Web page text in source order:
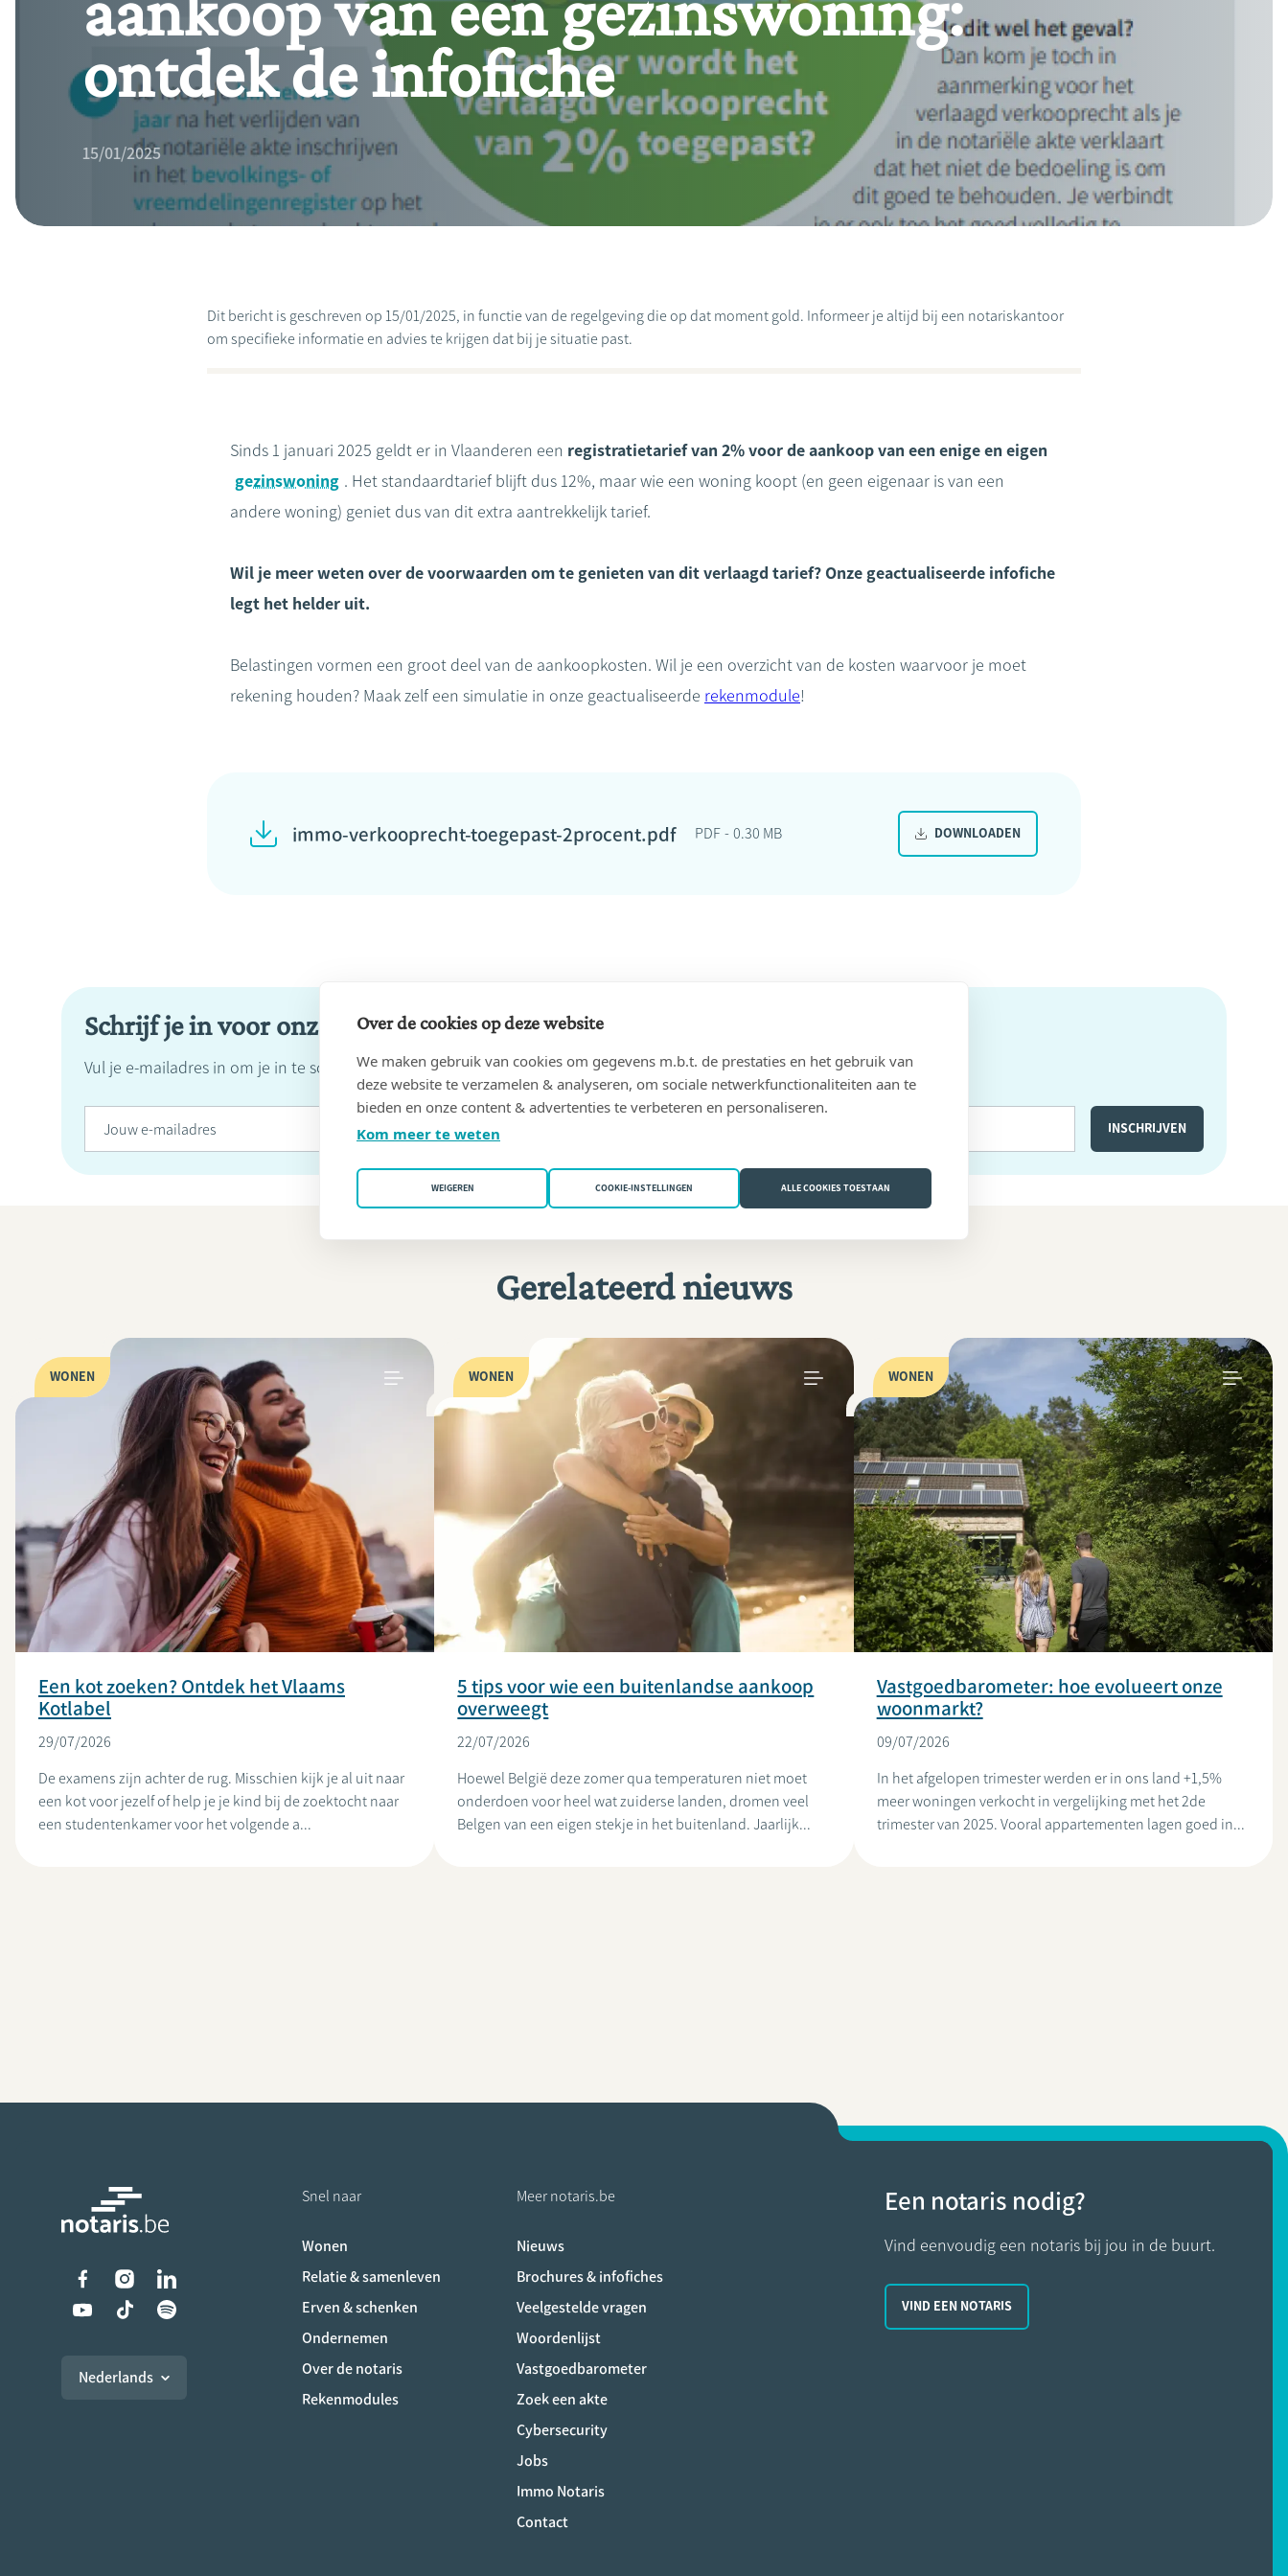
ontdek de infofiche
15/01/2025
Dit bericht is geschreven op 15/01/2025, in functie van de regelgeving die op dat moment gold. Informeer je altijd bij een notariskantoor
om specifieke informatie en advies te krijgen dat bij je situatie past.
Sinds 1 januari 2025 geldt er in Vlaanderen een registratietarief van 2% voor de aankoop van een enige en eigen
gezinswoning . Het standaardtarief blijft dus 12%, maar wie een woning koopt (en geen eigenaar is van een
andere woning) geniet dus van dit extra aantrekkelijk tarief.
Wil je meer weten over de voorwaarden om te genieten van dit verlaagd tarief? Onze geactualiseerde infofiche
legt het helder uit.
Belastingen vormen een groot deel van de aankoopkosten. Wil je een overzicht van de kosten waarvoor je moet
rekening houden? Maak zelf een simulatie in onze geactualiseerde rekenmodule!
immo-verkooprecht-toegepast-2procent.pdf PDF 0.30 MB DOWNLOADEN
Schrijf je in voor onze nieuwsbrief
Vul je e-mailadres in om je in te schrijven op onze maandelijkse nieuwsbrief.
Gerelateerd nieuws
WONEN
Een kot zoeken? Ontdek het Vlaams
Kotlabel
29/07/2026
De examens zijn achter de rug. Misschien kijk je al uit naar
een kot voor jezelf of help je je kind bij de zoektocht naar
een studentenkamer voor het volgende a...
WONEN
5 tips voor wie een buitenlandse aankoop
overweegt
22/07/2026
Hoewel België deze zomer qua temperaturen niet moet
onderdoen voor heel wat zuiderse landen, dromen veel
Belgen van een eigen stekje in het buitenland. Jaarlijk...
WONEN
Vastgoedbarometer: hoe evolueert onze
woonmarkt?
09/07/2026
In het afgelopen trimester werden er in ons land +1,5%
meer woningen verkocht in vergelijking met het 2de
trimester van 2025. Vooral appartementen lagen goed in...
Liens vers les réseaux sociaux
Nederlands
Snel naar
Wonen
Relatie & samenleven
Erven & schenken
Ondernemen
Over de notaris
Rekenmodules
Meer notaris.be
Nieuws
Brochures & infofiches
Veelgestelde vragen
Woordenlijst
Vastgoedbarometer
Zoek een akte
Cybersecurity
Jobs
Immo Notaris
Contact
Een notaris nodig?
Vind eenvoudig een notaris bij jou in de buurt.
VIND EEN NOTARIS
Over de cookies op deze website
We maken gebruik van cookies om gegevens m.b.t. de prestaties en het gebruik van
deze website te verzamelen & analyseren, om sociale netwerkfunctionaliteiten aan te
bieden en onze content & advertenties te verbeteren en personaliseren.
Kom meer te weten
WEIGEREN COOKIE-INSTELLINGEN ALLE COOKIES TOESTAAN